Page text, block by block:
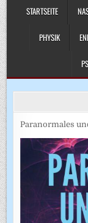
STARTSEITE
PHYSIK
Paranormales